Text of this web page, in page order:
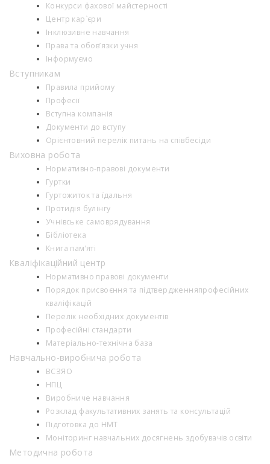
Конкурси фахової майстерності
Центр кар`єри
Інклюзивне навчання
Права та обов’язки учня
Інформуємо
Вступникам
Правила прийому
Професії
Вступна компанія
Документи до вступу
Орієнтовний перелік питань на співбесіди
Виховна робота
Нормативно-правові документи
Гуртки
Гуртожиток та їдальня
Протидія булінгу
Учнівське самоврядування
Бібліотека
Книга пам’яті
Кваліфікаційний центр
Нормативно правові документи
Порядок присвоєння та підтвердженняпрофесійних
кваліфікацій
Перелік необхідних документів
Професійні стандарти
Матеріально-технічна база
Навчально-виробнича робота
ВСЗЯО
НПЦ
Виробниче навчання
Розклад факультативних занять та консультацій
Підготовка до НМТ
Моніторинг навчальних досягнень здобувачів освіти
Методична робота